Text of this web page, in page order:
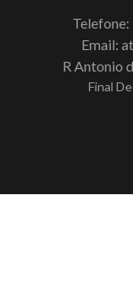
Telefone:
Email:
R Antonio
Final